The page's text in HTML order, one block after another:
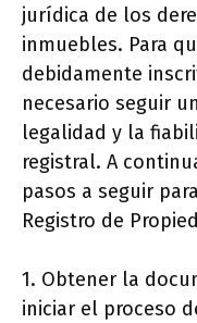
jurídica de los
inmuebles. Para
debidamente
necesario seguir
legalidad y la
registral. A
pasos a seguir
Registro de
1. Obtener la
iniciar el proceso